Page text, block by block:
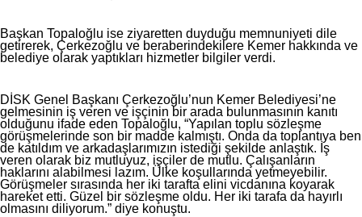
Başkan Topaloğlu ise ziyaretten duyduğu memnuniyeti dile
getirerek, Çerkezoğlu ve beraberindekilere Kemer hakkında ve
belediye olarak yaptıkları hizmetler bilgiler verdi.
DİSK Genel Başkanı Çerkezoğlu’nun Kemer Belediyesi’ne
gelmesinin iş veren ve işçinin bir arada bulunmasının kanıtı
olduğunu ifade eden Topaloğlu, “Yapılan toplu sözleşme
görüşmelerinde son bir madde kalmıştı. Onda da toplantıya ben
de katıldım ve arkadaşlarımızın istediği şekilde anlaştık. İş
veren olarak biz mutluyuz, işçiler de mutlu. Çalışanların
haklarını alabilmesi lazım. Ülke koşullarında yetmeyebilir.
Görüşmeler sırasında her iki tarafta elini vicdanına koyarak
hareket etti. Güzel bir sözleşme oldu. Her iki tarafa da hayırlı
olmasını diliyorum.” diye konuştu.